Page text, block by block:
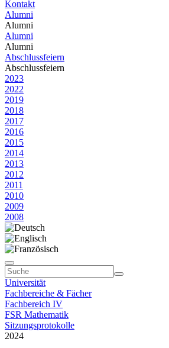
Kontakt
Alumni
Alumni
Alumni
Alumni
Abschlussfeiern
Abschlussfeiern
2023
2022
2019
2018
2017
2016
2015
2014
2013
2012
2011
2010
2009
2008
Universität
Fachbereiche & Fächer
Fachbereich IV
FSR Mathematik
Sitzungsprotokolle
2024